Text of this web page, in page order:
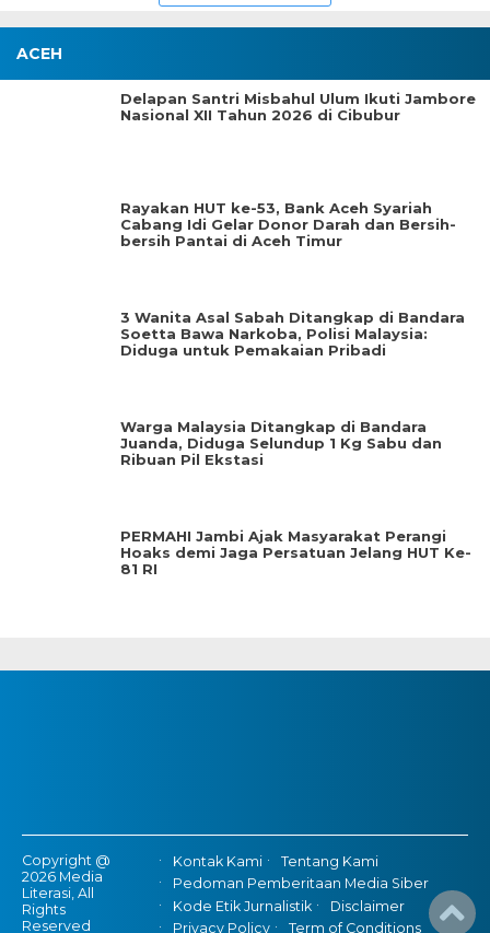
ACEH
Delapan Santri Misbahul Ulum Ikuti Jambore
Nasional XII Tahun 2026 di Cibubur
Rayakan HUT ke-53, Bank Aceh Syariah
Cabang Idi Gelar Donor Darah dan Bersih-
bersih Pantai di Aceh Timur
3 Wanita Asal Sabah Ditangkap di Bandara
Soetta Bawa Narkoba, Polisi Malaysia:
Diduga untuk Pemakaian Pribadi
Warga Malaysia Ditangkap di Bandara
Juanda, Diduga Selundup 1 Kg Sabu dan
Ribuan Pil Ekstasi
PERMAHI Jambi Ajak Masyarakat Perangi
Hoaks demi Jaga Persatuan Jelang HUT Ke-
81 RI
Copyright @
2026 Media
Literasi, All
Rights
Reserved
Kontak Kami
Tentang Kami
Pedoman Pemberitaan Media Siber
Kode Etik Jurnalistik
Disclaimer
Privacy Policy
Term of Conditions